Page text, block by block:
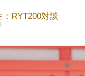
RYT200対談